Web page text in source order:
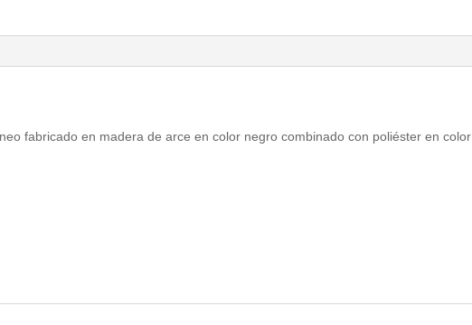
fabricado en madera de arce en color negro combinado con poliéster en color